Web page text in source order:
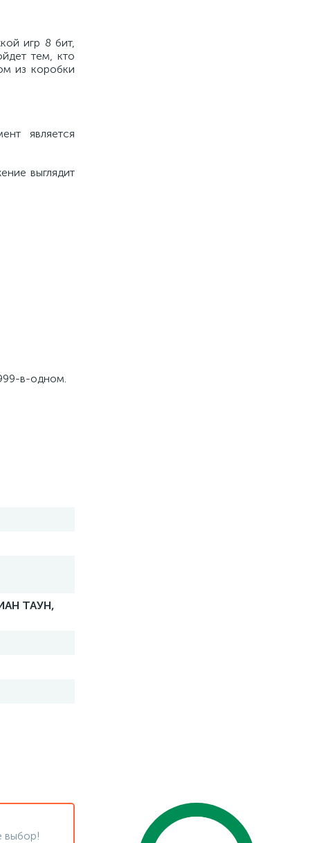
игр 8 бит,
тем, кто
из коробки
является
выглядит
в-одном.
ТАУН,
выбор!